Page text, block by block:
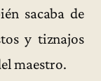
sacaba de
y tiznajos
maestro.